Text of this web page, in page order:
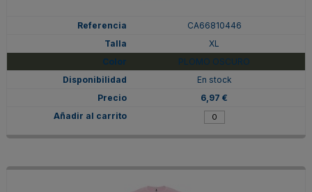
CA66810446
XL
PLOMO OSCURO
En stock
6,97 €